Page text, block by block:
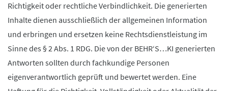
Richtigkeit oder rechtliche Verbindlichkeit. Die generierten
Inhalte dienen ausschließlich der allgemeinen Information
und erbringen und ersetzen keine Rechtsdienstleistung im
Sinne des § 2 Abs. 1 RDG. Die von der BEHR‘S…KI generierten
Antworten sollten durch fachkundige Personen
eigenverantwortlich geprüft und bewertet werden. Eine